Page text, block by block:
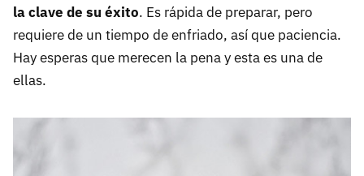
la clave de su éxito. Es rápida de preparar, pero
requiere de un tiempo de enfriado, así que paciencia.
Hay esperas que merecen la pena y esta es una de
ellas.